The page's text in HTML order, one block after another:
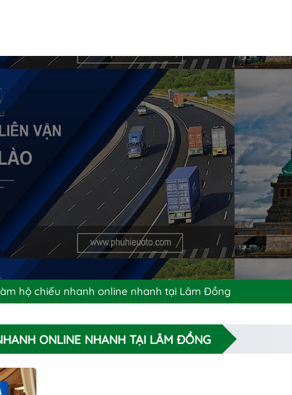
hộ chiếu nhanh online nhanh tại Lâm Đồng
ONLINE NHANH TẠI LÂM ĐỒNG